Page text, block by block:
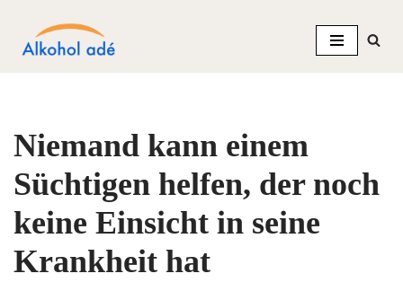
Zum
Niemand kann einem
Süchtigen helfen, der noch
keine Einsicht in seine
Krankheit hat